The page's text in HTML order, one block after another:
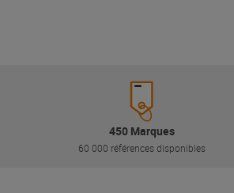
450 Marques
60 000 références disponibles